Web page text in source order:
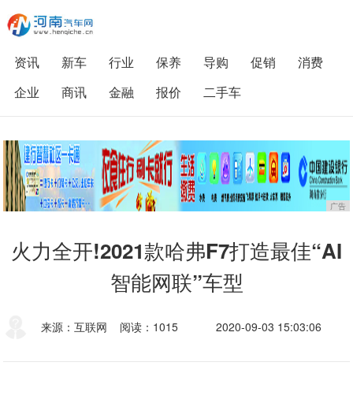
资讯 新车 行业 保养 导购 促销
消费
企业
商讯 金融 报价 二手车
广告
火力全开!2021款哈弗F7打造最佳“AI
智能网联”车型
来源：互联网 阅读：1015 2020-09-03 15:03:06